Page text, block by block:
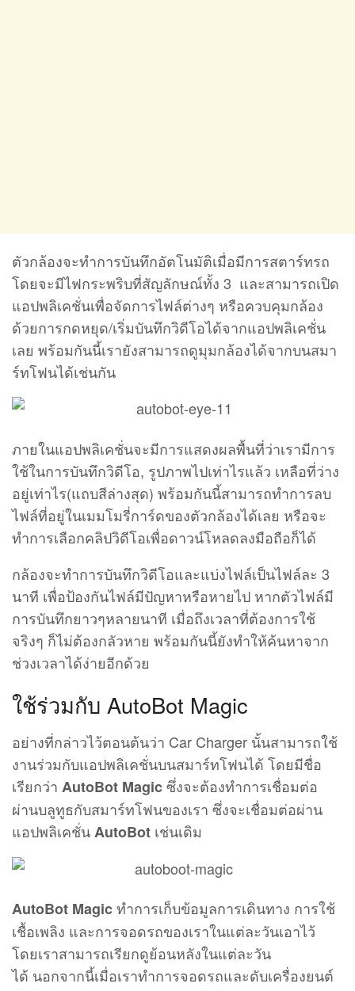
ภายในแอปพลิเคชั่นจะมีการแสดงผลพื้นที่ว่าเรามีการ
ใช้ในการบันทึกวิดีโอ, รูปภาพไปเท่าไรแล้ว เหลือที่ว่าง
อยู่เท่าไร(แถบสีล่างสุด) พร้อมกันนี้สามารถทำการลบ
ไฟล์ที่อยู่ในเมมโมรี่การ์ดของตัวกล้องได้เลย หรือจะ
ทำการเลือกคลิปวิดีโอเพื่อดาวน์โหลดลงมือถือก็ได้
กล้องจะทำการบันทึกวิดีโอและแบ่งไฟล์เป็นไฟล์ละ 3
การบันทึกยาวๆหลายนาที เมื่อถึงเวลาที่ต้องการใช้
จริงๆ ก็ไม่ต้องกลัวหาย พร้อมกันนี้ยังทำให้ค้นหาจาก
ช่วงเวลาได้ง่ายอีกด้วย
ใช้ร่วมกับ AutoBot Magic
อย่างที่กล่าวไว้ตอนต้นว่า Car Charger นั้นสามารถใช้
งานร่วมกับแอปพลิเคชั่นบนสมาร์ทโฟนได้ โดยมีชื่อ
เรียกว่าAutoBot Magic ซึ่งจะต้องทำการเชื่อมต่อ
ผ่านบลูทูธกับสมาร์ทโฟนของเรา ซึ่งจะเชื่อมต่อผ่าน
แอปพลิเคชั่นAutoBot
AutoBot Magicทำการเก็บข้อมูลการเดินทาง การใช้
เชื้อเพลิง และการจอดรถของเราในแต่ละวันเอาไว้
โดยเราสามารถเรียกดูย้อนหลังในแต่ละวัน
ได้ นอกจากนี้เมื่อเราทำการจอดรถและดับเครื่องยนต์
ตัวAutoBot MagicและAutoBot eye
รูปสถานที่จอดและส่งเข้ามายังแอปพลิเคชั่นมาให้เราดู
ว่าเราจอดรถไว้ที่ไหน ป้องกันอาการหลงลืมที่จอด
ภายในห้าง และไม่ต้องคอยหยิบมือถือขึ้นมาถ่ายรูปเสา
ที่จอดไว้อีกด้วย